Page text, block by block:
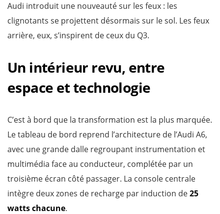
Audi introduit une nouveauté sur les feux : les
clignotants se projettent désormais sur le sol. Les feux
arrière, eux, s’inspirent de ceux du Q3.
Un intérieur revu, entre
espace et technologie
C’est à bord que la transformation est la plus marquée.
Le tableau de bord reprend l’architecture de l’Audi A6,
avec une grande dalle regroupant instrumentation et
multimédia face au conducteur, complétée par un
troisième écran côté passager. La console centrale
intègre deux zones de recharge par induction de25
watts chacune.